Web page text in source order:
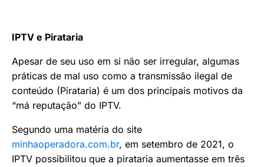
IPTV e Pirataria
Apesar de seu uso em si não ser irregular, algumas
práticas de mal uso como a transmissão ilegal de
conteúdo (Pirataria) é um dos principais motivos da
“má reputação” do IPTV.
Segundo uma matéria do site
minhaoperadora.com.br, em setembro de 2021, o
IPTV possibilitou que a pirataria aumentasse em três